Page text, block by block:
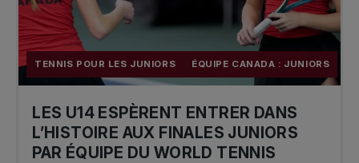
TENNIS POUR LES JUNIORS ÉQUIPE CANADA : JUNIORS
LES U14 ESPÈRENT ENTRER DANS
L’HISTOIRE AUX FINALES JUNIORS
PAR ÉQUIPE DU WORLD TENNIS